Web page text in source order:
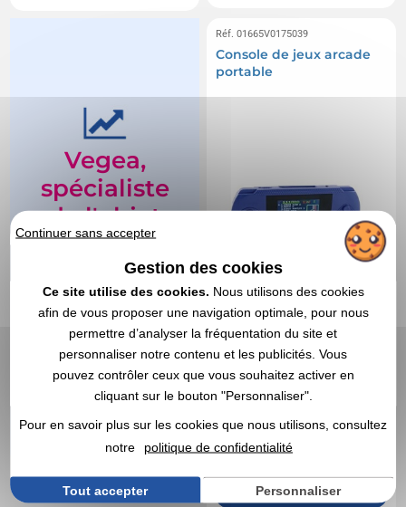
Vegea,
spécialiste
de l'objet
pub
depuis
1998
Depuis 25 ans, plus
de 65.000 clients
nous font confiance
et recommandent
Vegea !
Réf. 01665V0175039
Console de jeux arcade
portable
23,48 €
Marquage non compris
DEVIS EXPRESS
Continuer sans accepter
Gestion des cookies
Ce site utilise des cookies. Nous utilisons des cookies
afin de vous proposer une navigation optimale, pour nous
permettre d’analyser la fréquentation du site et
personnaliser notre contenu et les publicités. Vous
pouvez contrôler ceux que vous souhaitez activer en
cliquant sur le bouton "Personnaliser".
Pour en savoir plus sur les cookies que nous utilisons, consultez
notre
politique de confidentialité
Tout accepter Personnaliser